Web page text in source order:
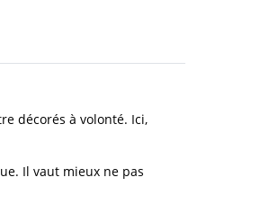
décorés à volonté. Ici,
Il vaut mieux ne pas